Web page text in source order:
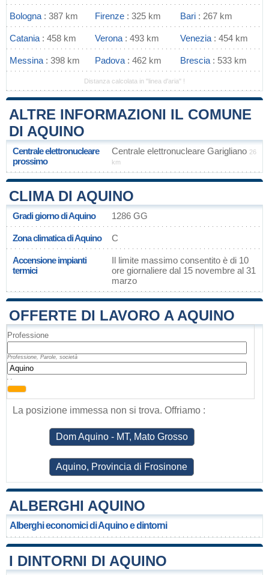
Bologna : 387 km Firenze : 325 km Bari : 267 km
Catania : 458 km Verona : 493 km Venezia : 454 km
Messina : 398 km Padova : 462 km Brescia : 533 km
Distanza calcolata in "linea d'aria" !
ALTRE INFORMAZIONI IL COMUNE
DI AQUINO
Centrale elettronucleare
prossimo
Centrale elettronucleare Garigliano 26
km
CLIMA DI AQUINO
Gradi giorno di Aquino 1286 GG
Zona climatica di Aquino C
Accensione impianti
termici
Il limite massimo consentito è di 10
ore giornaliere dal 15 novembre al 31
marzo
OFFERTE DI LAVORO A AQUINO
Professione
Professione, Parole, società
, ,
La posizione immessa non si trova. Offriamo :
Dom Aquino - MT, Mato Grosso
Aquino, Provincia di Frosinone
ALBERGHI AQUINO
Alberghi economici di Aquino e dintorni
I DINTORNI DI AQUINO